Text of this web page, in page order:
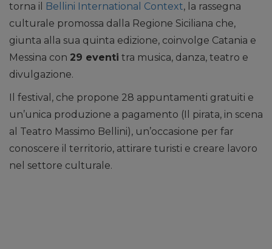
torna il
Bellini International Context, la rassegna
culturale promossa dalla Regione Siciliana che,
giunta alla sua quinta edizione, coinvolge Catania e
Messina con 29 eventi tra musica, danza, teatro e
divulgazione.
Il festival, che propone 28 appuntamenti gratuiti e
un’unica produzione a pagamento (Il pirata, in scena
al Teatro Massimo Bellini), un’occasione per far
conoscere il territorio, attirare turisti e creare lavoro
nel settore culturale.